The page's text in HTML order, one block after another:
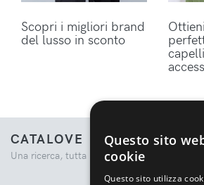
Scopri i migliori brand
del lusso in sconto
CATALOVE
Una ricerca, tutta la moda.
Questo sito
cookie
Questo sito utilizza